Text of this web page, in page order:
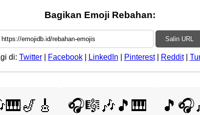
Bagikan Emoji Rebahan:
Salin URL
di: Twitter| Facebook| LinkedIn Pinterest| Reddit|
🎧🎼🎶🎵🎹